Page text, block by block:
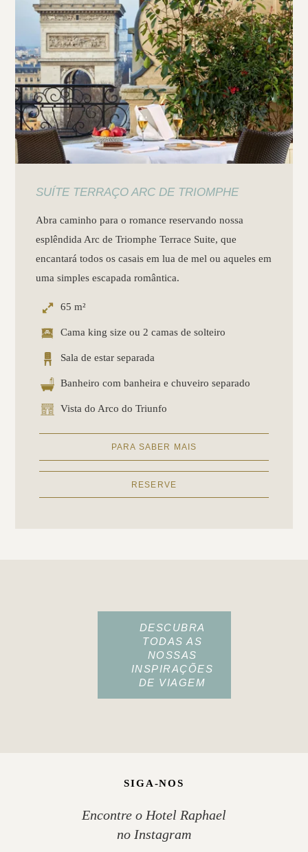
SUÍTE TERRAÇO ARC DE TRIOMPHE
Abra caminho para o romance reservando nossa
esplêndida Arc de Triomphe Terrace Suite, que
encantará todos os casais em lua de mel ou aqueles em
uma simples escapada romântica.
65 m²
Cama king size ou 2 camas de solteiro
Sala de estar separada
Banheiro com banheira e chuveiro separado
Vista do Arco do Triunfo
PARA SABER MAIS
RESERVE
DESCUBRA
TODAS AS
NOSSAS
INSPIRAÇÕES
DE VIAGEM
SIGA-NOS
Encontre o Hotel Raphael
no Instagram